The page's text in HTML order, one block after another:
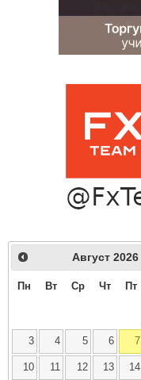
Август 2026
Пн Вт Ср Чт Пт
3 4 5 6 7
10 11 12 13 14